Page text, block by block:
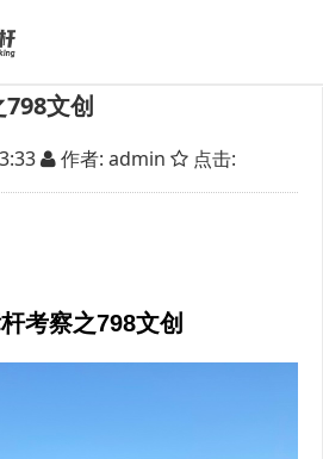
文创
作者: admin 点击:
考察之798文创